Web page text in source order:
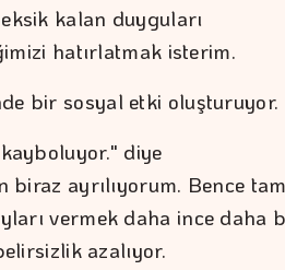
kalan duyguları
hatırlatmak isterim.
bir sosyal etki oluşturuyor.
diye
ayrılıyorum. Bence tam
vermek daha ince daha
azalıyor.